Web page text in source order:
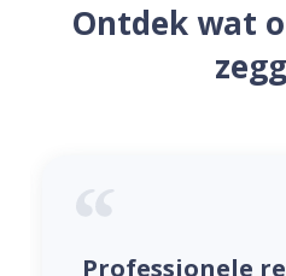
Ontdek wat
Professionele